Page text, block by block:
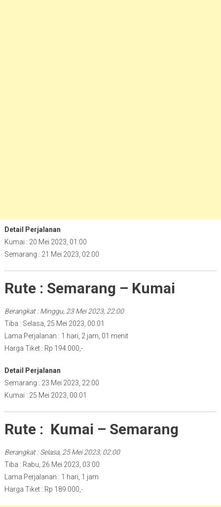
Detail Perjalanan
Kumai : 20 Mei 2023, 01:00
Semarang : 21 Mei 2023, 02:00
Rute : Semarang – Kumai
Berangkat : Minggu, 23 Mei 2023, 22:00
Tiba : Selasa, 25 Mei 2023, 00:01
Lama Perjalanan : 1 hari, 2 jam, 01 menit
Harga Tiket : Rp 194.000,-
Detail Perjalanan
Semarang : 23 Mei 2023, 22:00
Kumai : 25 Mei 2023, 00:01
Rute : Kumai – Semarang
Berangkat : Selasa, 25 Mei 2023, 02:00
Tiba : Rabu, 26 Mei 2023, 03:00
Lama Perjalanan : 1 hari, 1 jam
Harga Tiket : Rp 189.000,-